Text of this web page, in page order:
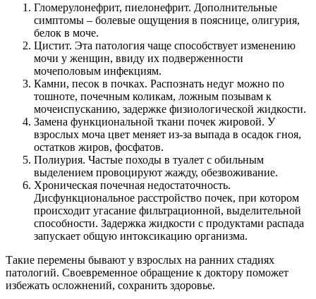
Гломерулонефрит, пиелонефрит. Дополнительные
симптомы – болевые ощущения в пояснице, олигурия,
белок в моче.
Цистит. Эта патология чаще способствует изменению
мочи у женщин, ввиду их подверженности
мочеполовым инфекциям.
Камни, песок в почках. Распознать недуг можно по
тошноте, почечным коликам, ложным позывам к
мочеиспусканию, задержке физиологической жидкости.
Замена функциональной ткани почек жировой. У
взрослых моча цвет меняет из-за выпада в осадок гноя,
остатков жиров, фосфатов.
Полиурия. Частые походы в туалет с обильным
выделением провоцируют жажду, обезвоживание.
Хроническая почечная недостаточность.
Дисфункциональное расстройство почек, при котором
происходит угасание фильтрационной, выделительной
способности. Задержка жидкости с продуктами распада
запускает общую интоксикацию организма.
Такие перемены бывают у взрослых на ранних стадиях
патологий. Своевременное обращение к доктору поможет
избежать осложнений, сохранить здоровье.